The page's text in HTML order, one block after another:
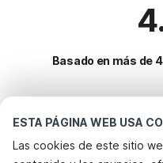
ESTA PÁGINA WEB USA
Las cookies de este sitio
Basado en más de
Destinos más
Ciudades con los mejores